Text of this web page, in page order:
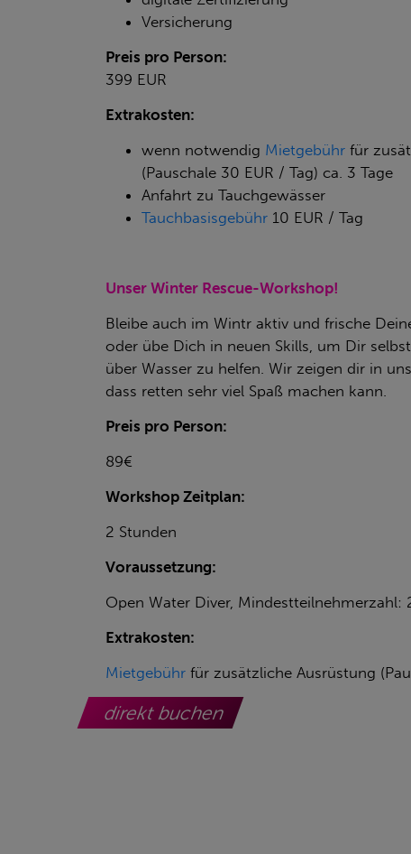
Versicherung
Preis pro Person:
399 EUR
Extrakosten:
wenn notwendig Mietgebühr für
(Pauschale 30 EUR / Tag) ca. 3 Tage
Anfahrt zu Tauchgewässer
Tauchbasisgebühr 10 EUR / Tag
Unser Winter Rescue-Workshop!
Bleibe auch im Wintr aktiv und frische
oder übe Dich in neuen Skills, um Dir
über Wasser zu helfen. Wir zeigen dir in
dass retten sehr viel Spaß machen kann.
Preis pro Person:
89€
Workshop Zeitplan:
2 Stunden
Voraussetzung:
Open Water Diver, Mindestteilnehmerzahl:
Extrakosten:
Mietgebühr für zusätzliche Ausrüstung
direkt buchen